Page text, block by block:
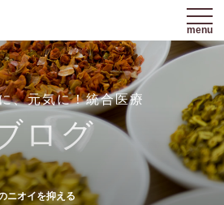
menu
、元気に！統合医療
ログ
ニオイを抑える